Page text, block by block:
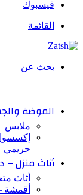
فيسبوك
القائمة
بحث عن
الموضة
ملابس
حريمي
أثاث منزل –
أثاث
أقمشة